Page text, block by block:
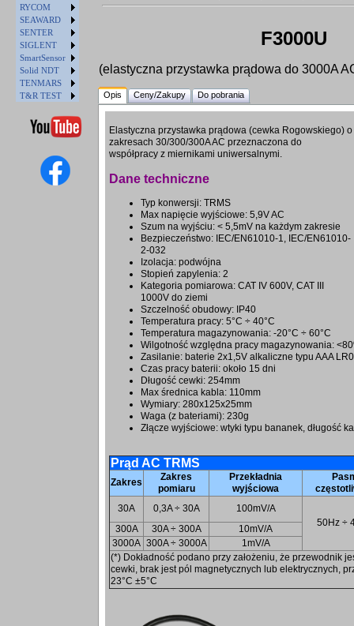
RYCOM
SEAWARD
SENTER
SIGLENT
SmartSensor
Solid NDT
TENMARS
T&R TEST
F3000U
(elastyczna przystawka prądowa do 3000A
Opis Ceny/Zakupy Do pobrania
Elastyczna przystawka prądowa (cewka Rogowskiego) o
zakresach 30/300/300A AC przeznaczona do
współpracy z miernikami uniwersalnymi.
Dane techniczne
Typ konwersji: TRMS
Max napięcie wyjściowe: 5,9V AC
Szum na wyjściu: < 5,5mV na każdym zakresie
Bezpieczeństwo: IEC/EN61010-1, IEC/EN61010-
2-032
Izolacja: podwójna
Stopień zapylenia: 2
Kategoria pomiarowa: CAT IV 600V, CAT III
1000V do ziemi
Szczelność obudowy: IP40
Temperatura pracy: 5°C ÷ 40°C
Temperatura magazynowania: -20°C ÷ 60°C
Wilgotność względna pracy magazynowania:
Zasilanie: baterie 2x1,5V alkaliczne typu AAA
Czas pracy baterii: około 15 dni
Długość cewki: 254mm
Max średnica kabla: 110mm
Wymiary: 280x125x25mm
Waga (z bateriami): 230g
Złącze wyjściowe: wtyki typu bananek, długość
Prąd AC TRMS
Zakres
Zakres
pomiaru
Przekładnia
wyjściowa
30A
0,3A ÷ 30A
100mV/A
50Hz ÷
300A 30A ÷ 300A
10mV/A
3000A 300A ÷ 3000A
1mV/A
(*) Dokładność podano przy założeniu, że przewodnik
cewki, brak jest pól magnetycznych lub elektrycznych,
23°C ±5°C